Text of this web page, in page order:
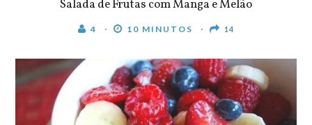
Salada de Frutas com Manga e Melão
4 10 MINUTOS 14